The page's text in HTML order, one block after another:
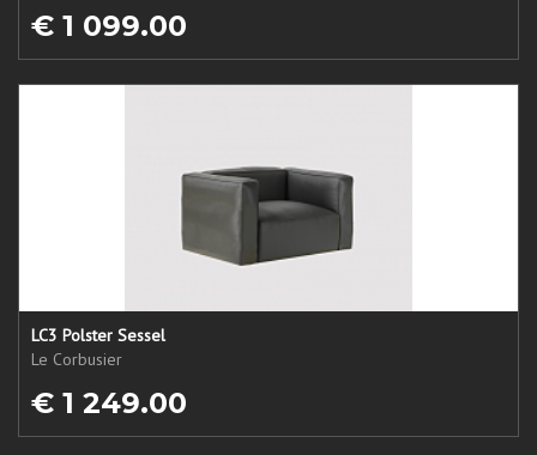
€ 1 099.00
LC3 Polster Sessel
Le Corbusier
€ 1 249.00